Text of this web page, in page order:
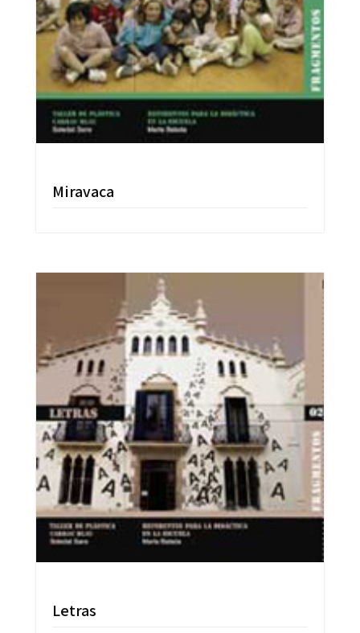
Miravaca
Letras